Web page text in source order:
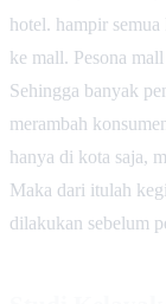
hotel. hampir
ke mall. Pesona
Sehingga banyak
merambah
hanya di kota saja,
Maka dari itulah
dilakukan sebelum